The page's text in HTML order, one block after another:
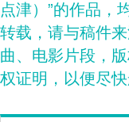
点津）”的作品，
转载，请与稿件
曲、电影片段，
权证明，以便尽快